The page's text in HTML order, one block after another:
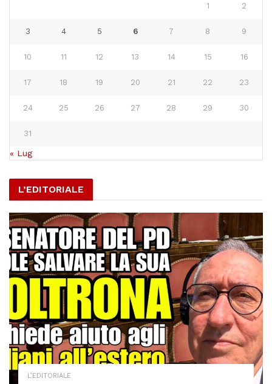
1 2
3 4 5 6 7 8 9
10 11 12 13 14 15 16
17 18 19 20 21 22 23
24 25 26 27 28 29 30
31
« Lug
L’EDITORIALE
L’EDITORIALE